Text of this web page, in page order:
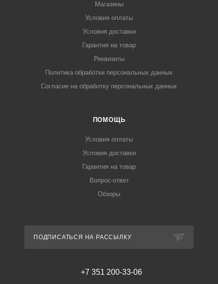
Магазины
Условия оплаты
Условия доставки
Гарантия на товар
Реквизиты
Политика обработки персональных данных
Согласие на обработку персональных данных
ПОМОЩЬ
Условия оплаты
Условия доставки
Гарантия на товар
Вопрос-ответ
Обзоры
ПОДПИСАТЬСЯ НА РАССЫЛКУ
+7 351 200-33-06